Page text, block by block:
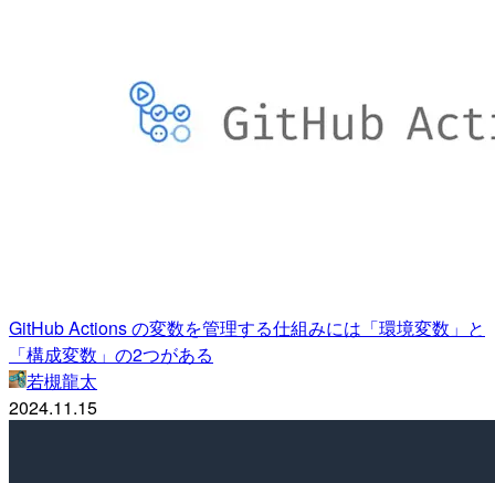
GitHub Actions の変数を管理する仕組みには「環境変数」と
「構成変数」の2つがある
若槻龍太
2024.11.15